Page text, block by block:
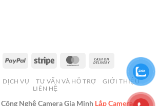
Visa PayPal Stripe MasterCard
Delivery
DỊCH VỤ TƯ VẤN VÀ HỖ TRỢ
GIỚI THIỆU
LIÊN HỆ
Công Nghệ Camera Gia Minh Lắp Camera Hải